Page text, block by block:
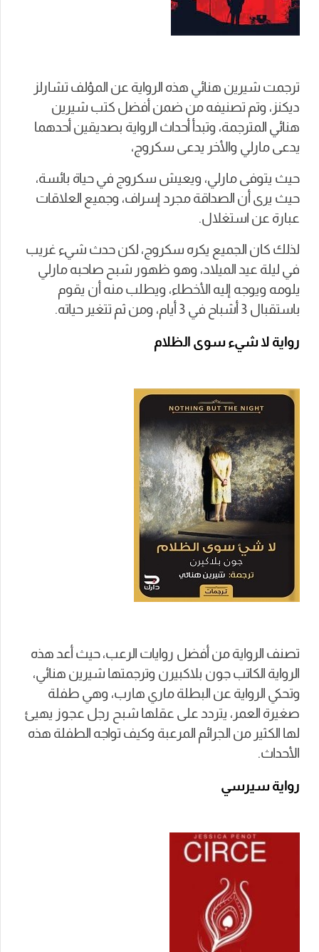
ترجمت شيرين هنائي هذه الرواية عن المؤلف تشارلز
ديكنز، وتم تصنيفه من ضمن أفضل كتب شيرين
هنائي المترجمة، وتبدأ أحداث الرواية بصديقين أحدهما
يدعى مارلي والأخر يدعى سكروج،
حيث يتوفى مارلي، ويعيش سكروج في حياة بائسة،
حيث يرى أن الصداقة مجرد إسراف، وجميع العلاقات
عبارة عن استغلال.
لذلك كان الجميع يكره سكروج، لكن حدث شيء غريب
في ليلة عيد الميلاد، وهو ظهور شبح صاحبه مارلي
يلومه ويوجه إليه الأخطاء، ويطلب منه أن يقوم
باستقبال 3 أشباح في 3 أيام، ومن ثم تتغير حياته.
رواية لا شيء سوى الظلام
تصنف الرواية من أفضل روايات الرعب، حيث أعد هذه
الرواية الكاتب جون بلاكبيرن وترجمتها شيرين هنائي،
وتحكي الرواية عن البطلة ماري هارب، وهي طفلة
صغيرة العمر، يتردد على عقلها شبح رجل عجوز يهيئ
لها الكثير من الجرائم المرعبة وكيف تواجه الطفلة هذه
الأحداث.
رواية سيرسي